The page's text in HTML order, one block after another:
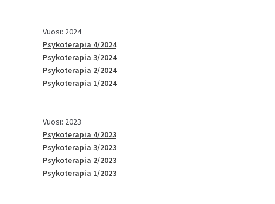
Vuosi: 2024
Psykoterapia 4/2024
Psykoterapia 3/2024
Psykoterapia 2/2024
Psykoterapia 1/2024
Vuosi: 2023
Psykoterapia 4/2023
Psykoterapia 3/2023
Psykoterapia 2/2023
Psykoterapia 1/2023